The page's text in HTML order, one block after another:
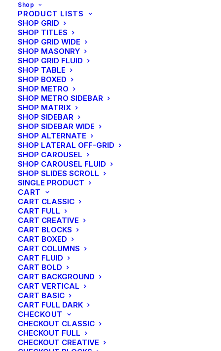
Shop
PRODUCT LISTS
SHOP GRID
SHOP TITLES
SHOP GRID WIDE
SHOP MASONRY
SHOP GRID FLUID
SHOP TABLE
SHOP BOXED
SHOP METRO
SHOP METRO SIDEBAR
SHOP MATRIX
SHOP SIDEBAR
SHOP SIDEBAR WIDE
SHOP ALTERNATE
SHOP LATERAL OFF-GRID
SHOP CAROUSEL
SHOP CAROUSEL FLUID
SHOP SLIDES SCROLL
SINGLE PRODUCT
CART
CART CLASSIC
CART FULL
CART CREATIVE
CART BLOCKS
CART BOXED
CART COLUMNS
CART FLUID
CART BOLD
CART BACKGROUND
CART VERTICAL
CART BASIC
CART FULL DARK
CHECKOUT
CHECKOUT CLASSIC
CHECKOUT FULL
CHECKOUT CREATIVE
1707
Joannes
Ottermans
Hoensbroek | Smid
Joannes Georgius droeg het ambacht van
smid over op zijn enige zoon Joannes.
Het huwelijk van Joannes met Maria
Halmans, bracht 8 kinderen voort
waaronder 4 zonen. Joannes en Maria
stierven op zeer jonge leeftijd en hun